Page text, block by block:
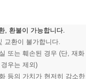
, 환불이 가능합니다.
교환이 불가합니다.
또는 훼손된 경우 (단, 재화
우는 제외)
등의 가치가 현저히 감소한